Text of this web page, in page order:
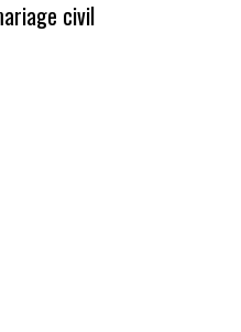
civil